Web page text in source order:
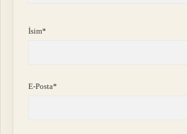
İsim*
E-Posta*